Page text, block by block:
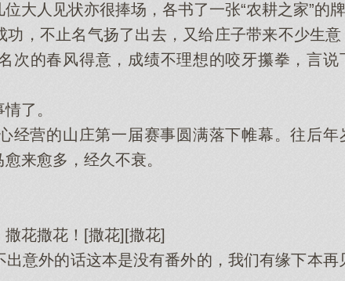
大人见状亦很捧场，各书了一张“农耕之家”的牌
，不止名气扬了出去，又给庄子带来不少生意
次的春风得意，成绩不理想的咬牙攥拳，言说
了。
营的山庄第一届赛事圆满落下帷幕。往后年
来愈多，经久不衰。
花撒花！[撒花][撒花]
外的话这本是没有番外的，我们有缘下本再